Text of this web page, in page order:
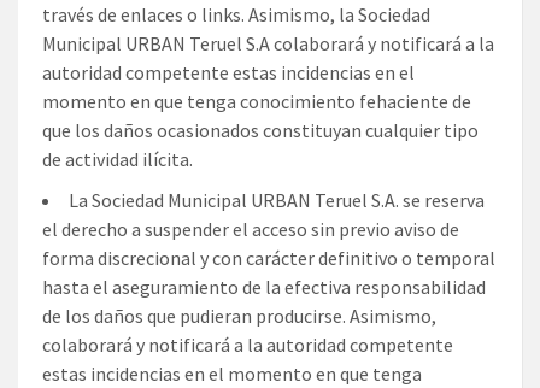
través de enlaces o links. Asimismo, la Sociedad
Municipal URBAN Teruel S.A colaborará y notificará a la
autoridad competente estas incidencias en el
momento en que tenga conocimiento fehaciente de
que los daños ocasionados constituyan cualquier tipo
de actividad ilícita.
La Sociedad Municipal URBAN Teruel S.A. se reserva
el derecho a suspender el acceso sin previo aviso de
forma discrecional y con carácter definitivo o temporal
hasta el aseguramiento de la efectiva responsabilidad
de los daños que pudieran producirse. Asimismo,
colaborará y notificará a la autoridad competente
estas incidencias en el momento en que tenga